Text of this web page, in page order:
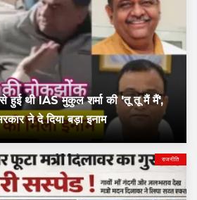
हुई थी IAS मुकुल शर्मा की 'तू तू मैं मैं',
ने दे दिया बड़ा इनाम
राजनीति